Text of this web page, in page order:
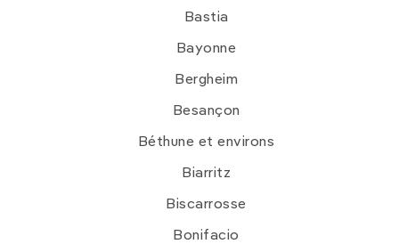
Bastia
Bayonne
Bergheim
Besançon
Béthune et environs
Biarritz
Biscarrosse
Bonifacio